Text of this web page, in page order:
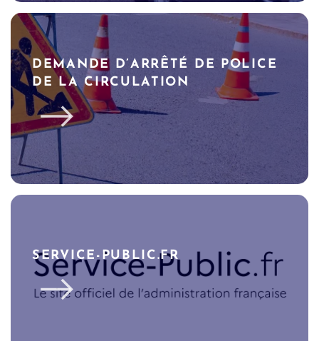
DEMANDE D’ARRÊTÉ DE POLICE
DE LA CIRCULATION
SERVICE-PUBLIC.FR